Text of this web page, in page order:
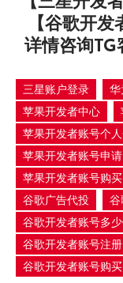
【谷歌开发
详情咨询TG
三星账户登录 华
苹果开发者中心
苹果开发者账号个
苹果开发者账号申请
苹果开发者账号购买
谷歌广告代投
谷
谷歌开发者账号多
谷歌开发者账号注册
谷歌开发者账号购买